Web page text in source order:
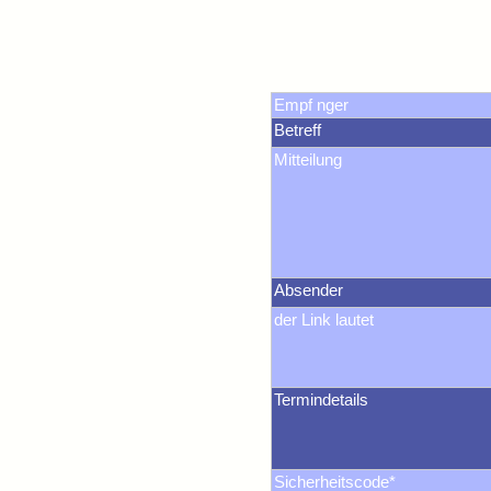
Empf nger
Betreff
Mitteilung
Absender
der Link lautet
Termindetails
Sicherheitscode*